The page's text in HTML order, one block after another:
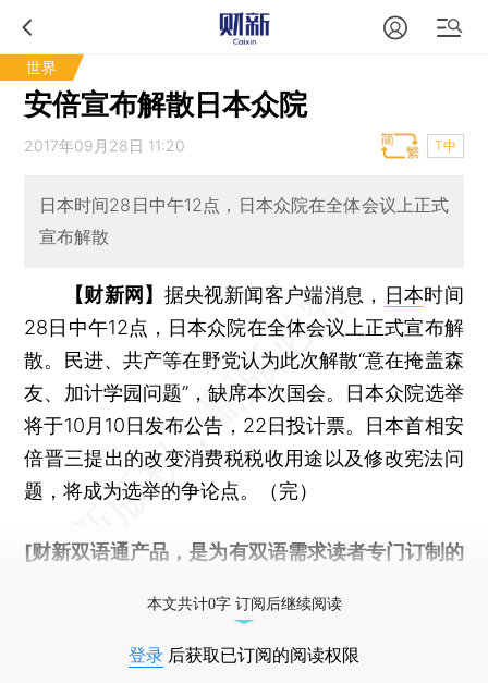
世界
安倍宣布解散日本众院
2017年09月28日 11:20 T中
日本时间28日中午12点，日本众院在全体会议上正式
宣布解散
【财新网】 据央视新闻客户端消息， 日本时间
28日中午12点，日本众院在全体会议上正式宣布解
散。民进、共产等在野党认为此次解散“意在掩盖森
友、加计学园问题”，缺席本次国会。日本众院选举
将于10月10日发布公告，22日投计票。日本首相安
倍晋三提出的改变消费税税收用途以及修改宪法问
题，将成为选举的争论点。（完）
[财新双语通产品，是为有双语需求读者专门订制的
本文共计0字 订阅后继续阅读
登录 后获取已订阅的阅读权限